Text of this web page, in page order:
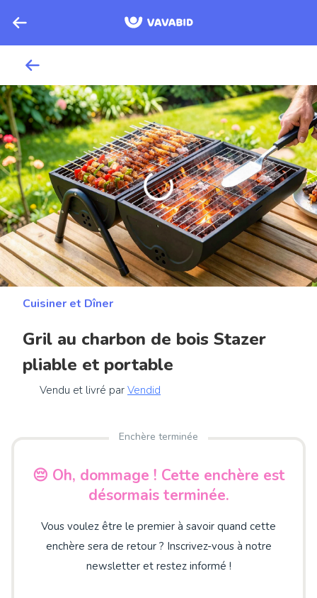
Cuisiner et Dîner
Gril au charbon de bois Stazer
pliable et portable
Vendu et livré par Vendid
Enchère terminée
😔 Oh, dommage ! Cette enchère est
désormais terminée.
Vous voulez être le premier à savoir quand cette
enchère sera de retour ? Inscrivez-vous à notre
newsletter et restez informé !